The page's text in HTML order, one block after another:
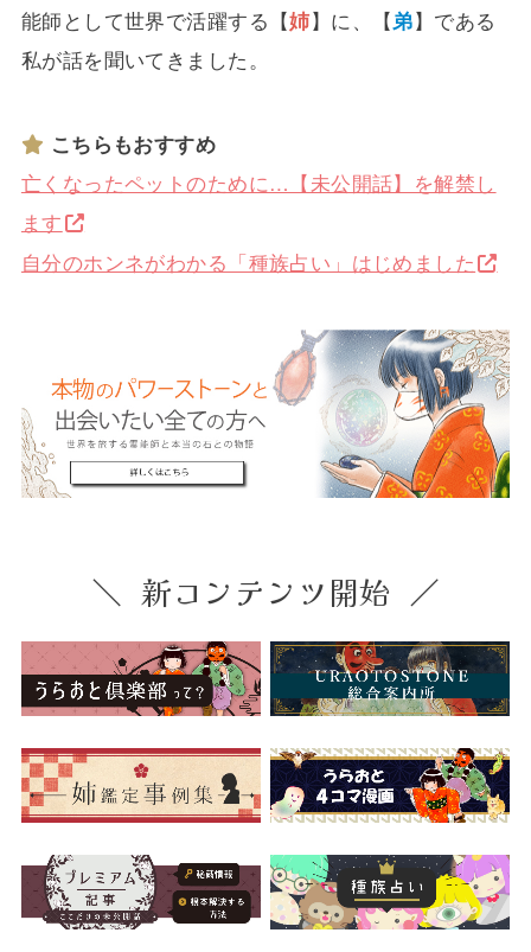
能師として世界で活躍する【姉】に、【弟】である
私が話を聞いてきました。
こちらもおすすめ
亡くなったペットのために…【未公開話】を解禁し
ます
自分のホンネがわかる「種族占い」はじめました
新コンテンツ開始